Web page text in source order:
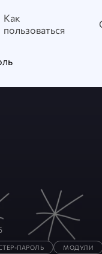
Как
пользоваться
ПАРОЛЬ МОДУЛИ